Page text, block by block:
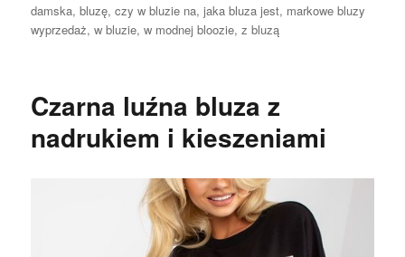
damska,bluzę,czy w bluzie na,jaka bluza jest, markowe bluzy
wyprzedaż,w bluzie,w modnej bloozie,z bluzą
Czarna luźna bluza z
nadrukiem i kieszeniami